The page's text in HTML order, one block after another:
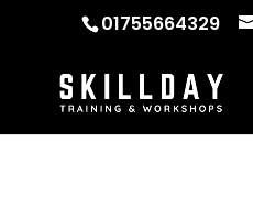
01755664329